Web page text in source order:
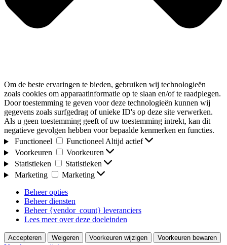
Om de beste ervaringen te bieden, gebruiken wij technologieën
zoals cookies om apparaatinformatie op te slaan en/of te raadplegen.
Door toestemming te geven voor deze technologieën kunnen wij
gegevens zoals surfgedrag of unieke ID's op deze site verwerken.
Als u geen toestemming geeft of uw toestemming intrekt, kan dit
negatieve gevolgen hebben voor bepaalde kenmerken en functies.
Functioneel
FunctioneelAltijd actief
Voorkeuren
Voorkeuren
Statistieken
Statistieken
Marketing
Marketing
Beheer opties
Beheer diensten
Beheer {vendor_count} leveranciers
Lees meer over deze doeleinden
Accepteren Weigeren Voorkeuren wijzigen Voorkeuren bewaren